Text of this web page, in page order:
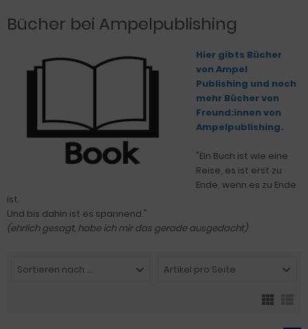
Bücher bei Ampelpublishing
Hier gibts Bücher
von Ampel
Publishing und noch
mehr Bücher von
Freund:innen von
Ampelpublishing.
"Ein Buch ist wie eine
Reise, es ist erst zu
Ende, wenn es zu Ende
ist.
Und bis dahin ist es spannend."
(ehrlich gesagt, habe ich mir das gerade ausgedacht)
Sortieren nach ... Artikel pro Seite